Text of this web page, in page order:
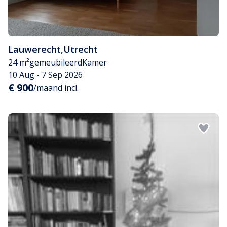
Lauwerecht,Utrecht
24 m²gemeubileerdKamer
10 Aug - 7 Sep 2026
€ 900/maand incl.